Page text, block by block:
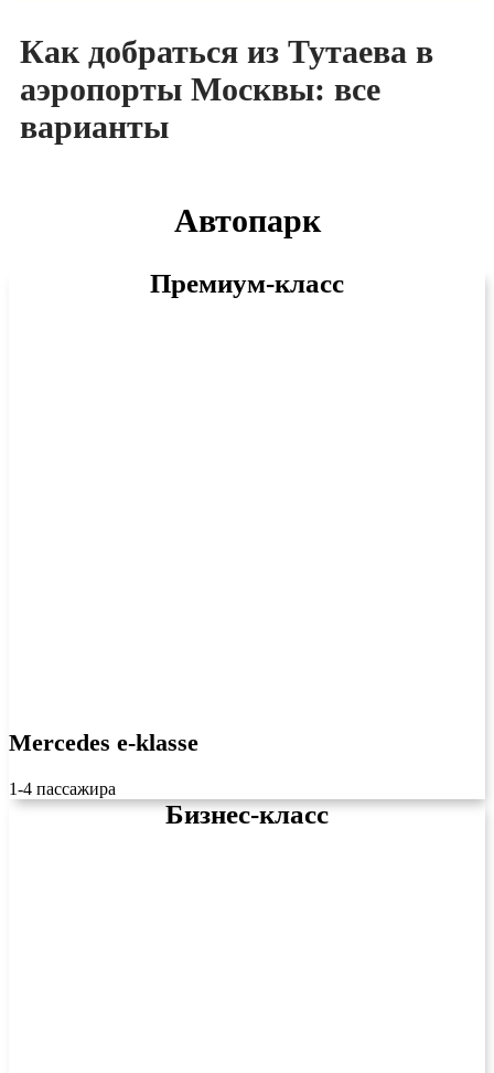
Как добраться из Тутаева в
аэропорты Москвы: все
варианты
Автопарк
Премиум-класс
Mercedes e-klasse
1-4 пассажира
Бизнес-класс